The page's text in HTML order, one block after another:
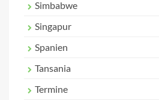
Simbabwe
Singapur
Spanien
Tansania
Termine